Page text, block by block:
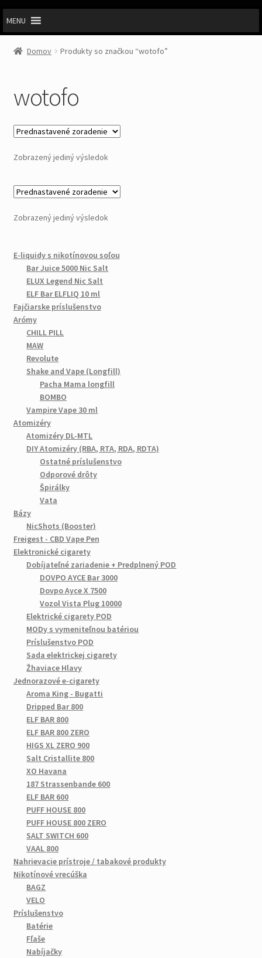
MENU
Domov Produkty so značkou “wotofo”
wotofo
Zobrazený jediný výsledok
Zobrazený jediný výsledok
E-liquidy s nikotínovou soľou
Bar Juice 5000 Nic Salt
ELUX Legend Nic Salt
ELF Bar ELFLIQ 10 ml
Fajčiarske príslušenstvo
Arómy
CHILL PILL
MAW
Revolute
Shake and Vape (Longfill)
Pacha Mama longfill
BOMBO
Vampire Vape 30 ml
Atomizéry
Atomizéry DL-MTL
DIY Atomizéry (RBA, RTA, RDA, RDTA)
Ostatné príslušenstvo
Odporové drôty
Špirálky
Vata
Bázy
NicShots (Booster)
Freigest - CBD Vape Pen
Elektronické cigarety
Dobíjateľné zariadenie + Predplnený POD
DOVPO AYCE Bar 3000
Dovpo Ayce X 7500
Vozol Vista Plug 10000
Elektrické cigarety POD
MODy s vymeniteľnou batériou
Príslušenstvo POD
Sada elektrickej cigarety
Žhaviace Hlavy
Jednorazové e-cigarety
Aroma King - Bugatti
Dripped Bar 800
ELF BAR 800
ELF BAR 800 ZERO
HIGS XL ZERO 900
Salt Cristallite 800
XO Havana
187 Strassenbande 600
ELF BAR 600
PUFF HOUSE 800
PUFF HOUSE 800 ZERO
SALT SWITCH 600
VAAL 800
Nahrievacie prístroje / tabakové produkty
Nikotínové vrecúška
BAGZ
VELO
Príslušenstvo
Batérie
Fľaše
Nabíjačky